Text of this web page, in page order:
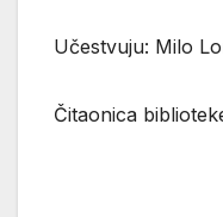
Učestvuju: Milo
Čitaonica